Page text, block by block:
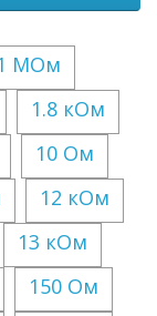
МОм
1.8 кОм
10 Ом
12 кОм
13 кОм
150 Ом